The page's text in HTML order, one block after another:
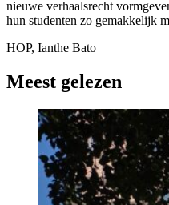
nieuwe verhaalsrecht
hun studenten zo gemakkelijk
HOP, Ianthe Bato
Meest gelezen